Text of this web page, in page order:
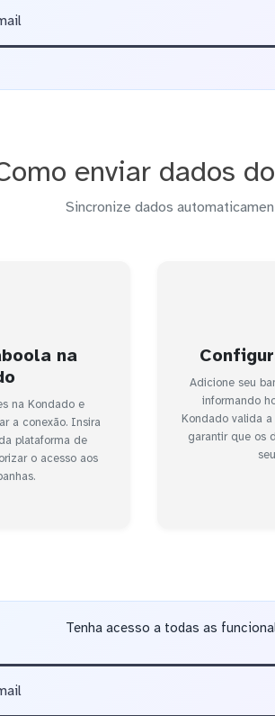
enviar dados
Sincronize dados
na
na Kondado e
a conexão. Insira
plataforma de
o acesso aos
Adicione seu
informando
Kondado valida
garantir que os
Tenha acesso a todas as